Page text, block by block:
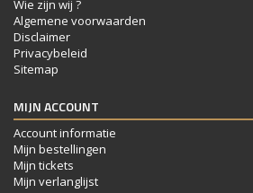
Wie zijn wij ?
Algemene voorwaarden
Disclaimer
Privacybeleid
Sitemap
MIJN ACCOUNT
Account informatie
Mijn bestellingen
Mijn tickets
Mijn verlanglijst